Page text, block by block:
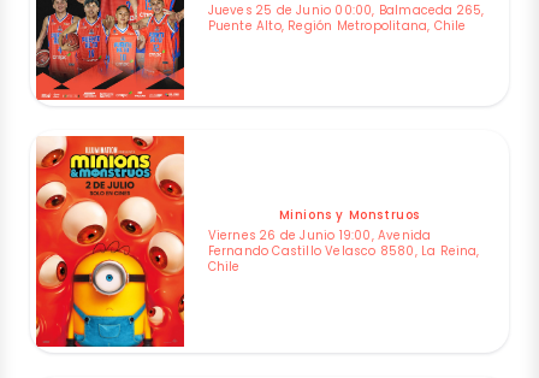
Jueves 25 de Junio 00:00, Balmaceda 265,
Puente Alto, Región Metropolitana, Chile
Minions y Monstruos
Viernes 26 de Junio 19:00, Avenida
Fernando Castillo Velasco 8580, La Reina,
Chile